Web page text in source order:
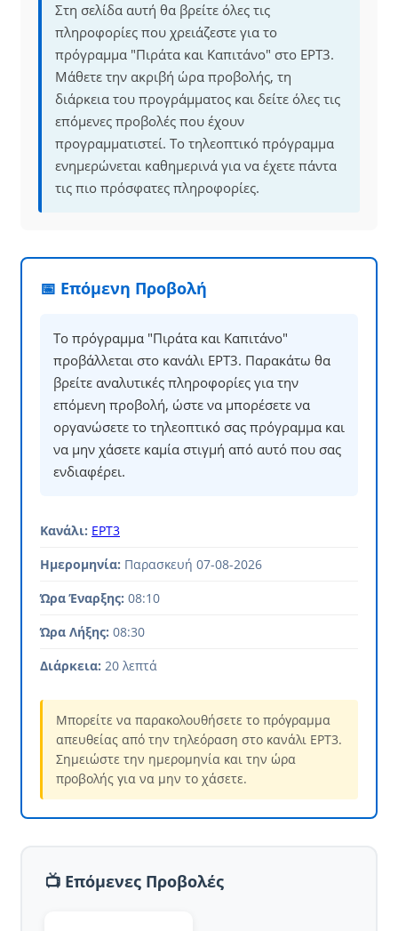
Στη σελίδα αυτή θα βρείτε όλες τις
πληροφορίες που χρειάζεστε για το
πρόγραμμα "Πιράτα και Καπιτάνο" στο ΕΡΤ3.
Μάθετε την ακριβή ώρα προβολής, τη
διάρκεια του προγράμματος και δείτε όλες τις
επόμενες προβολές που έχουν
προγραμματιστεί. Το τηλεοπτικό πρόγραμμα
ενημερώνεται καθημερινά για να έχετε πάντα
τις πιο πρόσφατες πληροφορίες.
📅 Επόμενη Προβολή
Το πρόγραμμα "Πιράτα και Καπιτάνο"
προβάλλεται στο κανάλι ΕΡΤ3. Παρακάτω θα
βρείτε αναλυτικές πληροφορίες για την
επόμενη προβολή, ώστε να μπορέσετε να
οργανώσετε το τηλεοπτικό σας πρόγραμμα και
να μην χάσετε καμία στιγμή από αυτό που σας
ενδιαφέρει.
Κανάλι: ΕΡΤ3
Ημερομηνία: Παρασκευή 07-08-2026
Ώρα Έναρξης: 08:10
Ώρα Λήξης: 08:30
Διάρκεια: 20 λεπτά
Μπορείτε να παρακολουθήσετε το πρόγραμμα
απευθείας από την τηλεόραση στο κανάλι ΕΡΤ3.
Σημειώστε την ημερομηνία και την ώρα
προβολής για να μην το χάσετε.
📺 Επόμενες Προβολές